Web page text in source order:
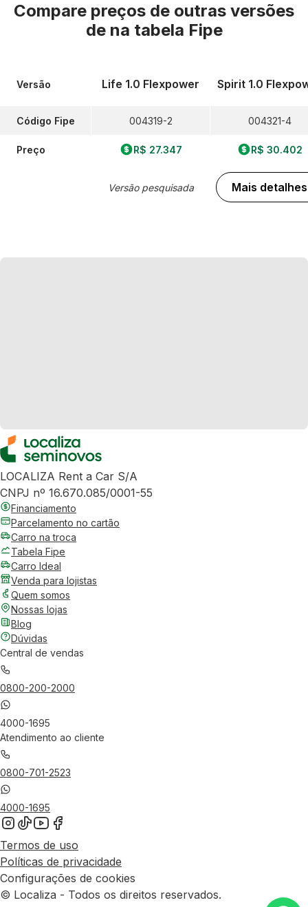
Compare preços de outras versões
de na tabela Fipe
Versão
Código Fipe
Preço
Life 1.0 Flexpower
004319-2
R$ 27.347
Versão pesquisada
Spirit 1.0
004321-4
R$ 30.402
Mais detalhes
LOCALIZA Rent a Car S/A
CNPJ nº 16.670.085/0001-55
Financiamento
Parcelamento no cartão
Carro na troca
Tabela Fipe
Carro Ideal
Venda para lojistas
Quem somos
Nossas lojas
Blog
Dúvidas
Central de vendas
0800-200-2000
4000-1695
Atendimento ao cliente
0800-701-2523
4000-1695
Termos de uso
Políticas de privacidade
Configurações de cookies
© Localiza - Todos os direitos reservados.